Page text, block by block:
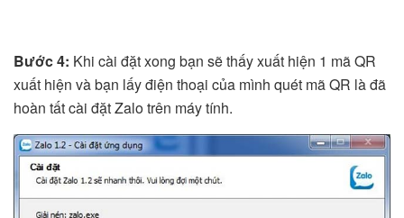
Bước 4: Khi cài đặt xong bạn sẽ thấy xuất hiện 1 mã QR
xuất hiện và bạn lấy điện thoại của mình quét mã QR là đã
hoàn tất cài đặt Zalo trên máy tính.